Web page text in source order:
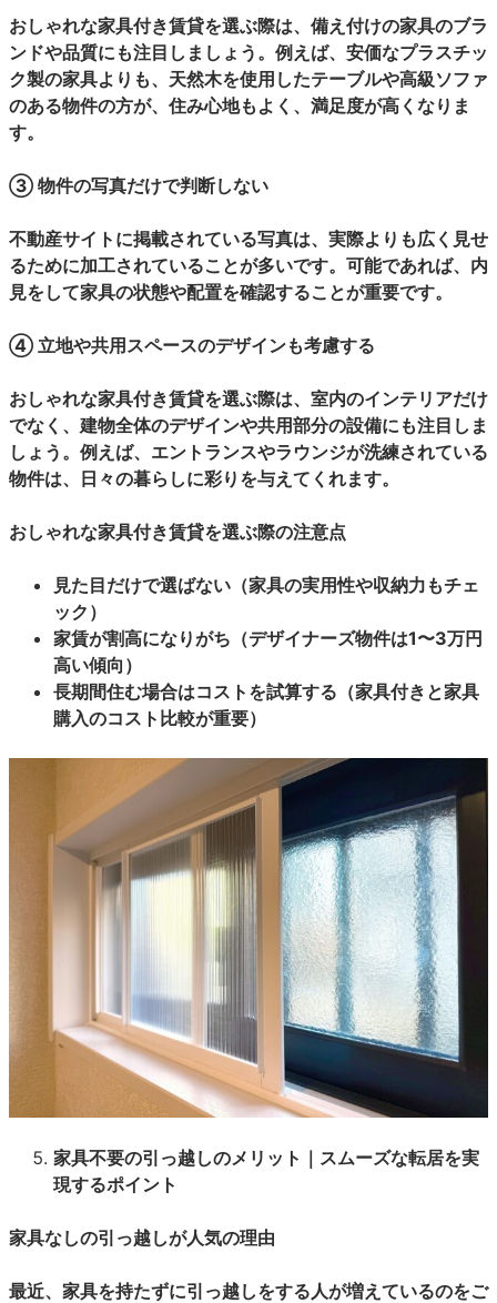
おしゃれな家具付き賃貸を選ぶ際は、備え付けの家具のブラ
ンドや品質にも注目しましょう。例えば、安価なプラスチッ
ク製の家具よりも、天然木を使用したテーブルや高級ソファ
のある物件の方が、住み心地もよく、満足度が高くなりま
す。
③ 物件の写真だけで判断しない
不動産サイトに掲載されている写真は、実際よりも広く見せ
るために加工されていることが多いです。可能であれば、内
見をして家具の状態や配置を確認することが重要です。
④ 立地や共用スペースのデザインも考慮する
おしゃれな家具付き賃貸を選ぶ際は、室内のインテリアだけ
でなく、建物全体のデザインや共用部分の設備にも注目しま
しょう。例えば、エントランスやラウンジが洗練されている
物件は、日々の暮らしに彩りを与えてくれます。
おしゃれな家具付き賃貸を選ぶ際の注意点
見た目だけで選ばない（家具の実用性や収納力もチェ
ック）
家賃が割高になりがち（デザイナーズ物件は1〜3万円
高い傾向）
長期間住む場合はコストを試算する（家具付きと家具
購入のコスト比較が重要）
家具不要の引っ越しのメリット｜スムーズな転居を実
現するポイント
家具なしの引っ越しが人気の理由
最近、家具を持たずに引っ越しをする人が増えているのをご